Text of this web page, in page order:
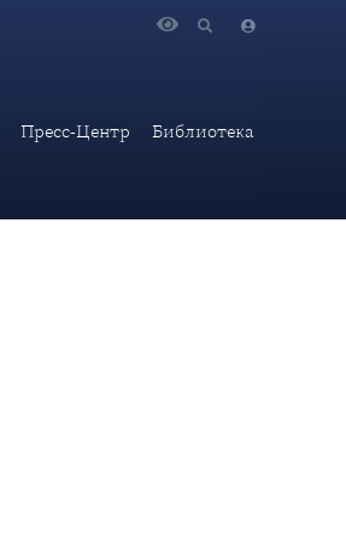
Пресс-Центр Библиотека